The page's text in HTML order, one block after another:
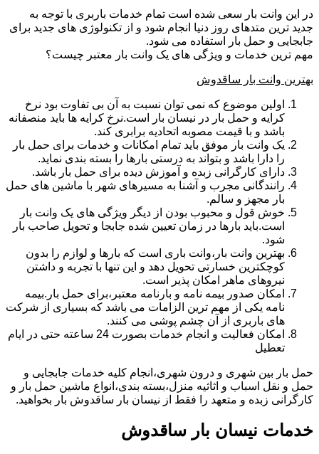
در این وانت بار سعی شده است تمام خدمات باربری با توجه به
جدید ترین متدهای روز دنیا انجام شود و از تکنولوژی های جدید برای
جابجایی و حمل بار استفاده می شود.
مهم ترین خدمات و ویژگی های یک وانت بار معتبر چیست؟
بهترین وانت بار ساقدوش
اولین موضوع که نمی توان نسبت به آن بی تفاوت بود نرخ
کرایه و حمل بار در نیسان بار است.نرخ کرایه ها باید منصفانه
باشد و با قیمت مصوبه اتحادیه برابری کند.
یک وانت بار موفق باید تمام امکانات و خدمات برای حمل بار
را دارا باشد و بتواند به درستی بارها را بسته بندی نماید.
دارای کارگرانی زبده و آموزش دیده برای حمل بار باشد.
رانندگانی مجرب و آشنا به مسیرهای شهر با ماشین های حمل
بار مجهز و سالم.
خوش قول و محبوب بودن از دیگر ویژگی های یک وانت بار
است.باید بارها در زمان تعیین شده جابجا و تحویل صاحب بار
شود.
بهترین وانت بار،وانت باری است که بارها و لوازم را بدون
کوچکترین خسارتی تحویل دهد و این تنها با تجربه و داشتن
نیروهای ماهر امکان پذیر است.
امکان صدور بیمه نامه و بارنامه معتبر،برای حمل بار.بیمه
نامه یکی از مهم ترین الزامات می باشد که بسیاری از شرکت
های باربری از آن چشم پوشی می کنند.
امکان فعالیت و انجام خدمات بصورت 24 ساعته حتی در ایام
تعطیل
حمل بار بین شهری و درون شهری،انجام کلیه خدمات جابجایی و
حمل و نقل اسباب و اثاثیه منزل،بسته بندی،انواع ماشین حمل بار و
کارگرانی زبده و متعهد را فقط از نیسان بار ساقدوش بار بخواهید.
خدمات نیسان بار ساقدوش